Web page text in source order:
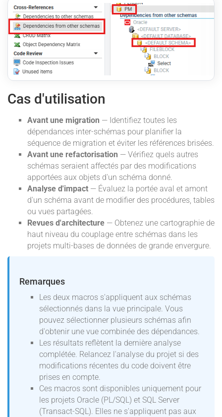
Cas d'utilisation
Avant une migration — Identifiez toutes les
dépendances inter-schémas pour planifier la
séquence de migration et éviter les références brisées.
Avant une refactorisation — Vérifiez quels autres
schémas seraient affectés par des modifications
apportées aux objets d'un schéma donné.
Analyse d'impact — Évaluez la portée aval et amont
d'un schéma avant de modifier des procédures, tables
ou vues partagées.
Revues d'architecture — Obtenez une cartographie de
haut niveau du couplage entre schémas dans les
projets multi-bases de données de grande envergure.
Remarques
Les deux macros s'appliquent aux schémas
sélectionnés dans la vue principale. Vous
pouvez sélectionner plusieurs schémas afin
d'obtenir une vue combinée des dépendances.
Les résultats reflètent la dernière analyse
complétée. Relancez l'analyse du projet si des
modifications récentes du code doivent être
prises en compte.
Ces macros sont disponibles uniquement pour
les projets Oracle (PL/SQL) et SQL Server
(Transact-SQL). Elles ne s'appliquent pas aux